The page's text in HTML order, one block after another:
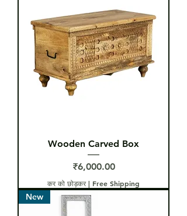
Wooden Carved Box
मूल्य
₹6,000.00
कर को छोड़कर| Free Shipping
New